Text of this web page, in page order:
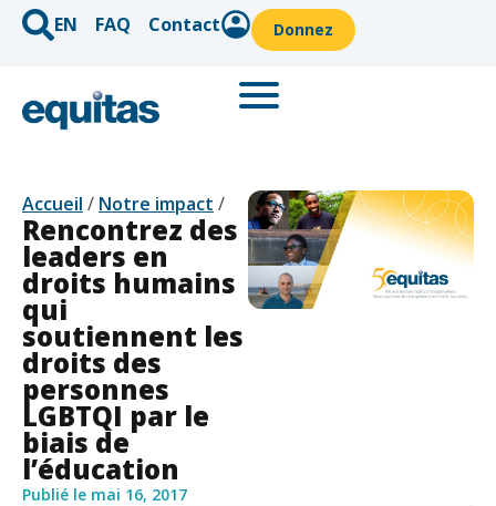
EN FAQ Contact Donnez
Accueil / Notre impact /
Rencontrez des
leaders en
droits humains
qui
soutiennent les
droits des
personnes
LGBTQI par le
biais de
l’éducation
Publié le mai 16, 2017